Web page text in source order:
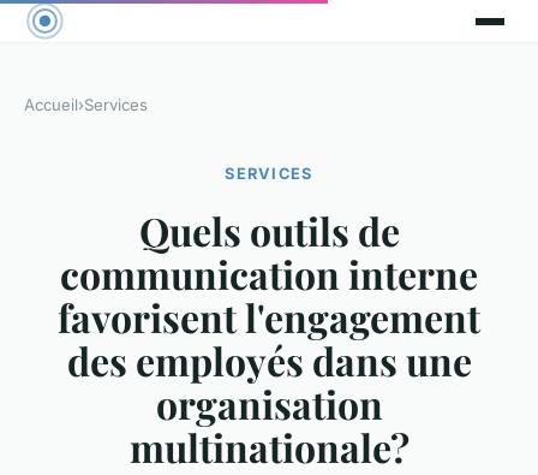
Accueil›Services
SERVICES
Quels outils de
communication interne
favorisent l'engagement
des employés dans une
organisation
multinationale?